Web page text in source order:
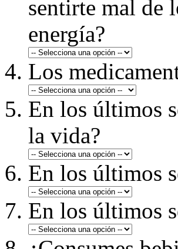
sentirte mal de
energía?
Los
En los últimos
la vida?
En los últimos
En los últimos